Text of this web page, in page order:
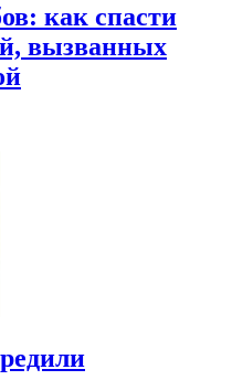
как спасти
вызванных